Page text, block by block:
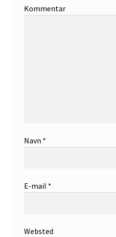
Kommentar
Navn *
E-mail *
Websted